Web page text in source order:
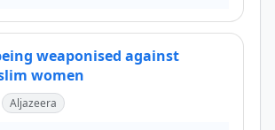
weaponised against
women
Aljazeera